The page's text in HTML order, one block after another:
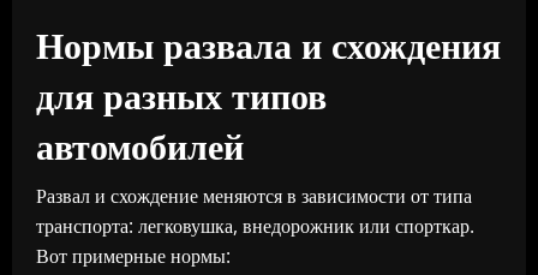
Нормы развала и схождения
для разных типов
автомобилей
Развал и схождение меняются в зависимости от типа
транспорта: легковушка, внедорожник или спорткар.
Вот примерные нормы: